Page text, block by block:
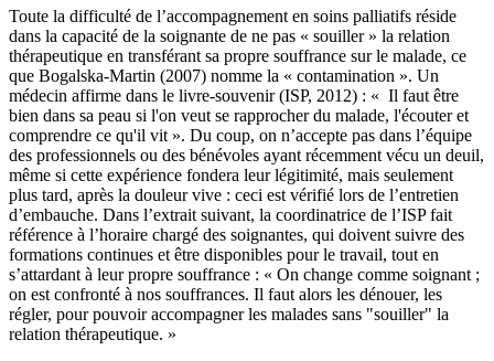
Toute la difficulté de l’accompagnement en soins palliatifs réside
dans la capacité de la soignante de ne pas « souiller » la relation
thérapeutique en transférant sa propre souffrance sur le malade, ce
que Bogalska-Martin (2007) nomme la « contamination ». Un
médecin affirme dans le livre-souvenir (ISP, 2012) : « Il faut être
bien dans sa peau si l'on veut se rapprocher du malade, l'écouter et
comprendre ce qu'il vit ». Du coup, on n’accepte pas dans l’équipe
des professionnels ou des bénévoles ayant récemment vécu un deuil,
même si cette expérience fondera leur légitimité, mais seulement
plus tard, après la douleur vive : ceci est vérifié lors de l’entretien
d’embauche. Dans l’extrait suivant, la coordinatrice de l’ISP fait
référence à l’horaire chargé des soignantes, qui doivent suivre des
formations continues et être disponibles pour le travail, tout en
s’attardant à leur propre souffrance : « On change comme soignant ;
on est confronté à nos souffrances. Il faut alors les dénouer, les
régler, pour pouvoir accompagner les malades sans "souiller" la
relation thérapeutique. »